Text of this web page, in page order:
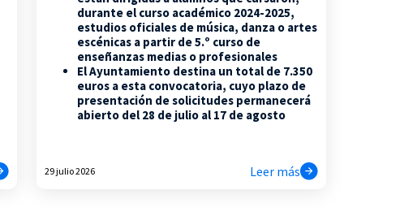
durante el curso académico 2024-2025,
estudios oficiales de música, danza o artes
escénicas a partir de 5.º curso de
enseñanzas medias o profesionales
El Ayuntamiento destina un total de 7.350
euros a esta convocatoria, cuyo plazo de
presentación de solicitudes permanecerá
abierto del 28 de julio al 17 de agosto
29 julio 2026 Leer más